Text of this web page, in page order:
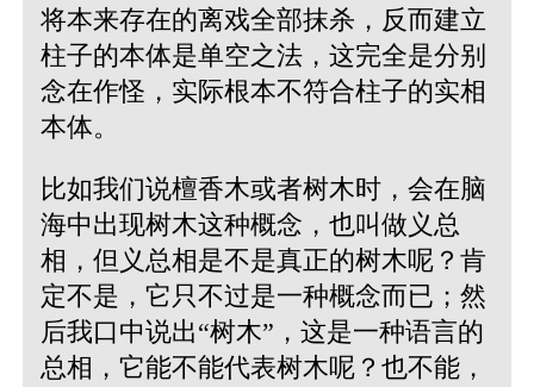
将本来存在的离戏全部抹杀，反而建立
柱子的本体是单空之法，这完全是分别
念在作怪，实际根本不符合柱子的实相
本体。
比如我们说檀香木或者树木时，会在脑
海中出现树木这种概念，也叫做义总
相，但义总相是不是真正的树木呢？肯
定不是，它只不过是一种概念而已；然
后我口中说出“树木”，这是一种语言的
总相，它能不能代表树木呢？也不能，